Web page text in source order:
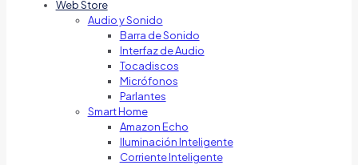
Web Store
Audio y Sonido
Barra de Sonido
Interfaz de Audio
Tocadiscos
Micrófonos
Parlantes
Smart Home
Amazon Echo
Iluminación Inteligente
Corriente Inteligente